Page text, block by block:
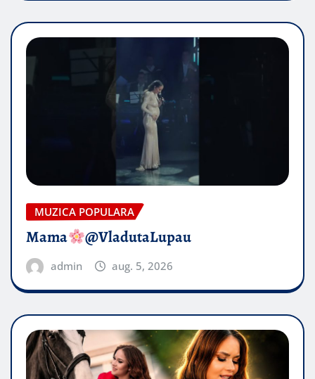
MUZICA POPULARA
Mama @VladutaLupau
admin aug. 5, 2026